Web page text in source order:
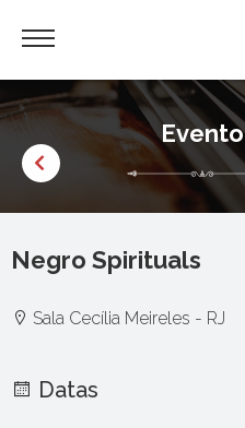
Evento
Negro Spirituals
Sala Cecília Meireles - RJ
Datas